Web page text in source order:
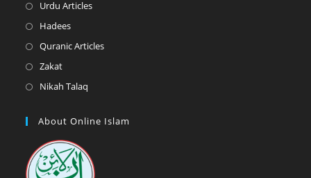
Urdu ArticlesOpens
a
HadeesOpens
in
Quranic ArticlesOpens
tab
ZakatOpens
in
new
Nikah Talaq
a
tab
About Online Islam